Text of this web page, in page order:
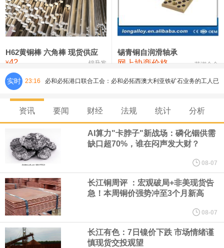
铸造铝合金锭(ZLD104) 24,300—24,500 24,400
压铸锌合金锭 26,500—26,700
氯化镍 38,300—40,300 39,300 0
H62黄铜棒 六角棒 现货供应
¥42 锦升发
锡青铜自润滑轴承
网上协商价格 芜湖合金
实时 23:16 必和必拓港口联合工会：必和必拓西澳大利亚铁矿石业务的工人已
通知，将于8月9日实施24小时停工。
8月7日，宇树科技董事长王兴兴网上路演时表示，报告期内，公司
研发费用金额分别为4,995.18万元、7,001.70万元、14,496.56万
元，最近3年复合增长率达70.36%，呈快速增长趋势，并形成多项
核心技术和知识产权。截至2026年1月31日，公司拥有262项专利权
（含境内发明专利20项）。
资讯 要闻 财经 法规 统计 分析
AI算力"卡脖子"新战场：磷化铟供需
缺口超70%，谁在闷声发大财？
08-07
长江铜周评 ：宏观破局+非美现货告
急！本周铜价强势冲至3个月新高
08-07
长江有色：7日镍价下跌 市场情绪谨
慎现货交投观望